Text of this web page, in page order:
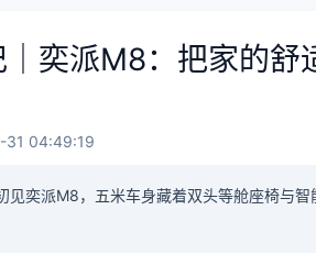
奕派M8：把家的舒
31 04:49:19
见奕派M8，五米车身藏着双头等舱座椅与